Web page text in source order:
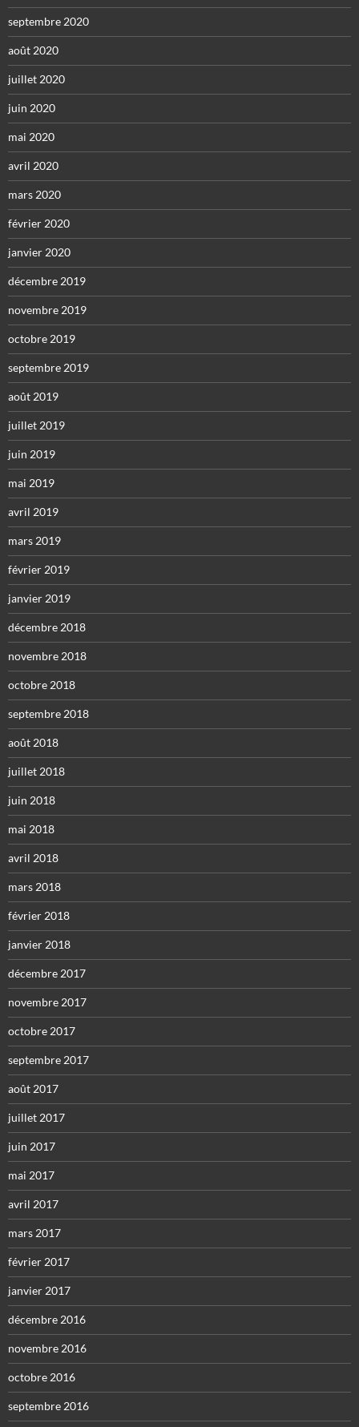
septembre 2020
août 2020
juillet 2020
juin 2020
mai 2020
avril 2020
mars 2020
février 2020
janvier 2020
décembre 2019
novembre 2019
octobre 2019
septembre 2019
août 2019
juillet 2019
juin 2019
mai 2019
avril 2019
mars 2019
février 2019
janvier 2019
décembre 2018
novembre 2018
octobre 2018
septembre 2018
août 2018
juillet 2018
juin 2018
mai 2018
avril 2018
mars 2018
février 2018
janvier 2018
décembre 2017
novembre 2017
octobre 2017
septembre 2017
août 2017
juillet 2017
juin 2017
mai 2017
avril 2017
mars 2017
février 2017
janvier 2017
décembre 2016
novembre 2016
octobre 2016
septembre 2016